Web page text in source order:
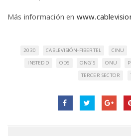
Más información en
2030 CABLEVISIÓN-FIBERTEL CINU
INSTEDD
ODS ONG´S ONU
TERCER SECTOR